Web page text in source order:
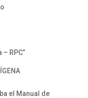
RPC”
el Manual de